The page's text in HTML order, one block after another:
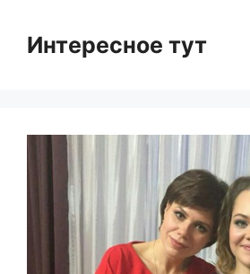
contentИнтересное тут